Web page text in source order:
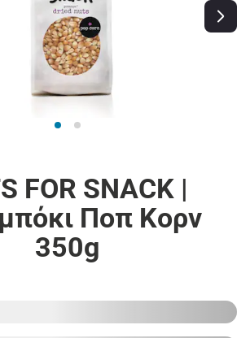
FOR SNACK |
Ποπ Κορν
350g